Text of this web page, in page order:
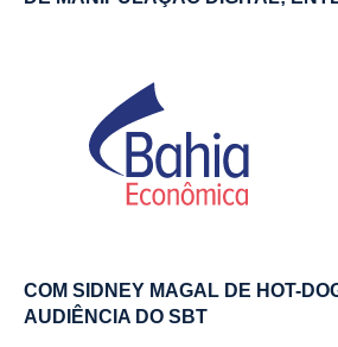
COM SIDNEY MAGAL DE HOT-
AUDIÊNCIA DO SBT